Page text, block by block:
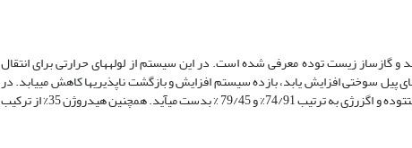
زیست توده معرفی شده است. در این سیستم از لوله­های حرارتی برای انتقال
پیل سوختی افزایش یابد، بازده سیستم افزایش و بازگشت ناپذیری­ها کاهش می­یابد. در
4000 و دمای خروجی پیل­سوختی °C850، بازده­های گاز سرد گازسازی زیست­توده و اگزرژی به ترتیب 74/91% و 79/45 % بدست می­آید. همچنین هیدروژن 35% از ترکیب